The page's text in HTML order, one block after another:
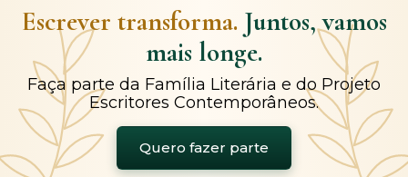
Escrever transforma. Juntos, vamos
mais longe.
Faça parte da Família Literária e do Projeto
Escritores Contemporâneos.
Quero fazer parte